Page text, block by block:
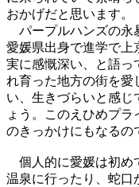
おかげだと思います。
パープルハンズの永
愛媛県出身で進学で上
実に感慨深い、と語っ
れ育った地方の街を愛
い、生きづらいと感じ
ょう。このえひめプ
のきっかけにもなるの
個人的に愛媛は初め
温泉に行ったり、蛇口